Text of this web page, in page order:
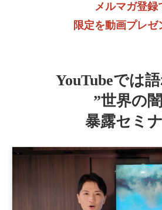
メルマガ登録
限定を動画プレゼ
YouTubeでは
”世界の
暴露セミ